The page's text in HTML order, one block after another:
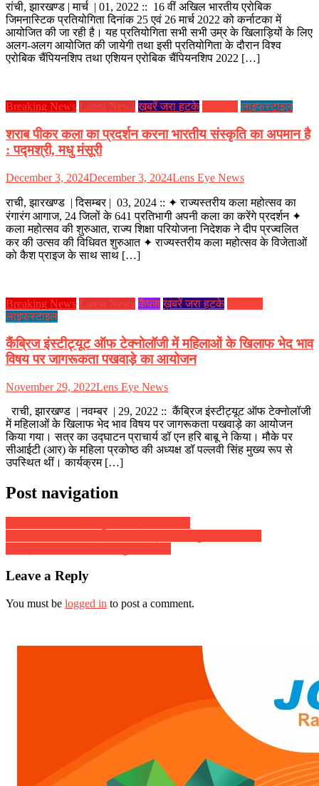
रांची, झारखण्ड | मार्च | 01, 2022 :: 16 वीं अखिल भारतीय एरोबिक
जिमनास्टिक प्रतियोगिता दिनांक 25 एवं 26 मार्च 2022 को कर्नाटका में
आयोजित की जा रही है। यह प्रतियोगिता सभी सभी उम्र के खिलाड़ियों के लिए
अलग-अलग आयोजित की जायेगी तथा इसी प्रतियोगिता के दौरान विश्व
एरोबिक चैंपियनशिप तथा एशियन एरोबिक चैंपियनशिप 2022 […]
Breaking News Latest News ख़बरें जरा हटके लाइफस्टाइल
शराब पीकर कला का प्रदर्शन करना भारतीय संस्कृति का अपमान है
: पद्मश्री, मधु मंसूरी
December 3, 2024December 3, 2024Lens Eye News
राची, झारखण्ड | दिसम्बर | 03, 2024 :: ✦ राज्यस्तरीय कला महोत्सव का
रंगारंग आगाज, 24 जिलों के 641 प्रतिभागी अपनी कला का करेंगे प्रदर्शन ✦
कला महोत्सव की शुरुआत, राज्य शिक्षा परियोजना निदेशक ने दीप प्रज्वलित
कर की उत्सव की विधिवत शुरुआत ✦ राज्यस्तरीय कला महोत्सव के विजेताओं
को कैश प्राइज के साथ साथ […]
Breaking News Latest News कैंपस ख़बरें जरा हटके
लाइफस्टाइल
कैंब्रिज इंस्टीट्यूट ऑफ टेक्नोलॉजी में महिलाओं के खिलाफ भेद भाव
विषय पर जागरूकता पखवाड़े का आयोजन
November 29, 2022Lens Eye News
राची, झारखण्ड | नवम्बर | 29, 2022 :: कैंब्रिज इंस्टीट्यूट ऑफ टेक्नोलॉजी
में महिलाओं के खिलाफ भेद भाव विषय पर जागरूकता पखवाड़े का आयोजन
किया गया। सत्र का उद्घाटन प्राचार्य डॉ एन हरि बाबू ने किया। मौके पर
सीआईटी (आर) के महिला प्रकोष्ठ की अध्यक्ष डॉ पल्लवी सिंह मुख्य रूप से
उपस्थित थीं। कार्यक्रम […]
Post navigation
Leave a Reply
You must be logged in to post a comment.